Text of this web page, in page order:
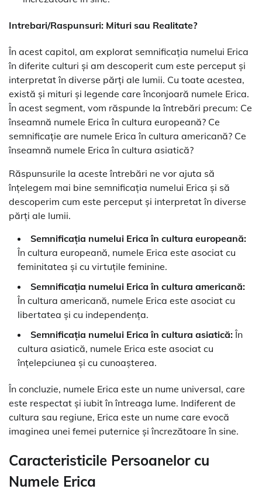
Intrebari/Raspunsuri: Mituri sau Realitate?
În acest capitol, am explorat semnificația numelui Erica
în diferite culturi și am descoperit cum este perceput și
interpretat în diverse părți ale lumii. Cu toate acestea,
există și mituri și legende care înconjoară numele Erica.
În acest segment, vom răspunde la întrebări precum: Ce
înseamnă numele Erica în cultura europeană? Ce
semnificație are numele Erica în cultura americană? Ce
înseamnă numele Erica în cultura asiatică?
Răspunsurile la aceste întrebări ne vor ajuta să
înțelegem mai bine semnificația numelui Erica și să
descoperim cum este perceput și interpretat în diverse
părți ale lumii.
Semnificația numelui Erica în cultura europeană:
În cultura europeană, numele Erica este asociat cu
feminitatea și cu virtuțile feminine.
Semnificația numelui Erica în cultura americană:
În cultura americană, numele Erica este asociat cu
libertatea și cu independența.
Semnificația numelui Erica în cultura asiatică: În
cultura asiatică, numele Erica este asociat cu
înțelepciunea și cu cunoașterea.
În concluzie, numele Erica este un nume universal, care
este respectat și iubit în întreaga lume. Indiferent de
cultura sau regiune, Erica este un nume care evocă
imaginea unei femei puternice și încrezătoare în sine.
Caracteristicile Persoanelor cu
Numele Erica